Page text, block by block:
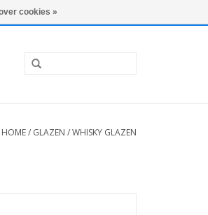
Mijn account / Registreren
HOME/ GLAZEN /WHISKY GLAZEN
cookies »